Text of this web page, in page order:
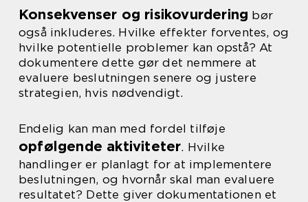
Konsekvenser og risikovurdering bør
også inkluderes. Hvilke effekter forventes, og
hvilke potentielle problemer kan opstå? At
dokumentere dette gør det nemmere at
evaluere beslutningen senere og justere
strategien, hvis nødvendigt.
Endelig kan man med fordel tilføje
opfølgende aktiviteter. Hvilke
handlinger er planlagt for at implementere
beslutningen, og hvornår skal man evaluere
resultatet? Dette giver dokumentationen et